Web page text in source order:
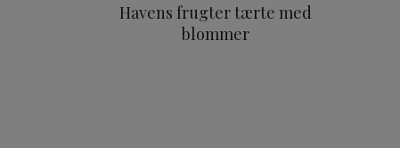
Havens frugter tærte med
blommer